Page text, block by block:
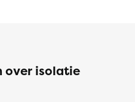
over isolatie